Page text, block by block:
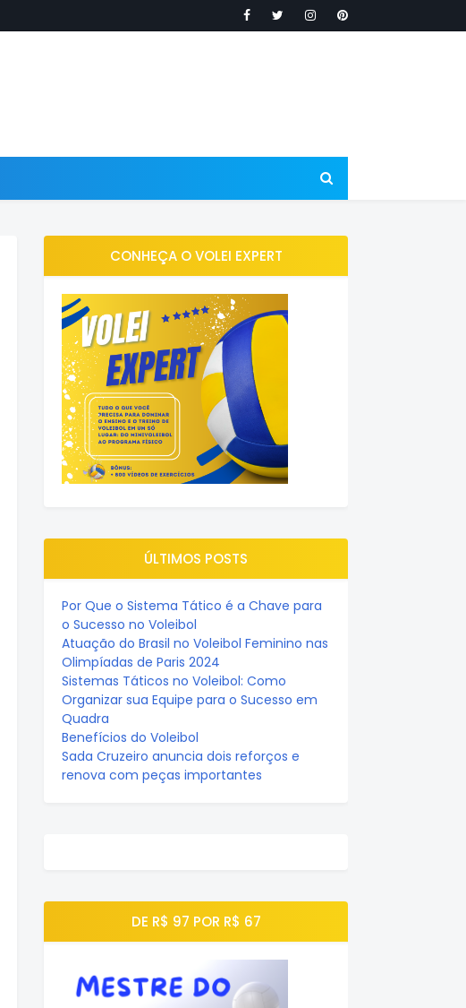
CONHEÇA O VOLEI EXPERT
ÚLTIMOS POSTS
Por Que o Sistema Tático é a Chave para
o Sucesso no Voleibol
Atuação do Brasil no Voleibol Feminino nas
Olimpíadas de Paris 2024
Sistemas Táticos no Voleibol: Como
Organizar sua Equipe para o Sucesso em
Quadra
Benefícios do Voleibol
Sada Cruzeiro anuncia dois reforços e
renova com peças importantes
DE R$ 97 POR R$ 67